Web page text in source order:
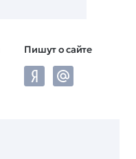
Пишут о сайте